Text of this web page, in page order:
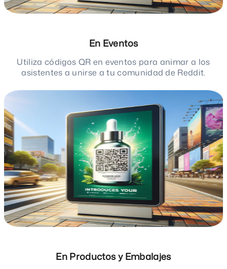
En Eventos
Utiliza códigos QR en eventos para animar a los
asistentes a unirse a tu comunidad de Reddit.
En Productos y Embalajes